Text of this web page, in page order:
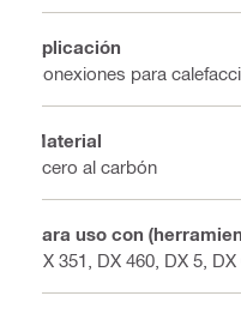
Aplicación
Conexiones para
Material
Acero al carbón
Para uso con
DX 351, DX 460, DX 5, DX